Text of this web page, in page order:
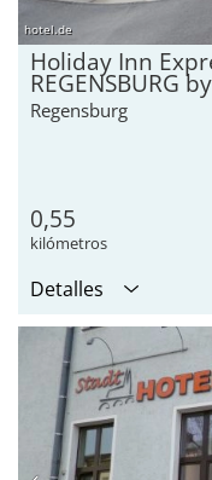
hotel.de
Holiday Inn
REGENSBURG
Regensburg
0,55
kilómetros
Detalles